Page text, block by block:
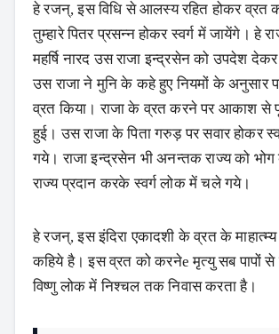
हे रजन्, इस विधि से आलस्य रहित होकर व्रत
तुम्हारे पितर प्रसन्न होकर स्वर्ग में जायेंगे। हे
महर्षि नारद उस राजा इन्द्रसेन को उपदेश
उस राजा ने मुनि के कहे हुए नियमों के अनुसार
व्रत किया। राजा के व्रत करने पर आकाश से
हुई। उस राजा के पिता गरुड़ पर सवार होकर
गये। राजा इन्द्रसेन भी अनन्तक राज्य को
राज्य प्रदान करके स्वर्ग लोक में चले गये।
हे रजन्, इस इंदिरा एकादशी के व्रत के
कहिये है। इस व्रत को करनेe मृत्यु सब पापों से
विष्णु लोक में निश्चल तक निवास करता है।